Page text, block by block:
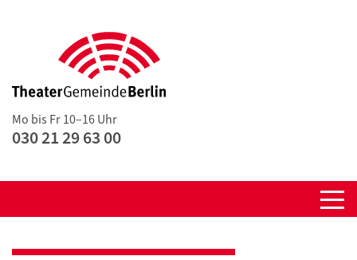
Mo bis Fr 10–16 Uhr
030 21 29 63 00